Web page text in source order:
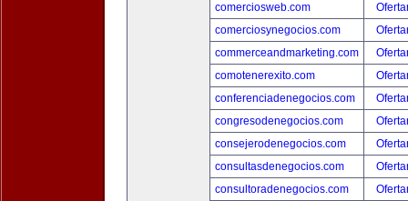
comerciosweb.com
comerciosynegocios.com
commerceandmarketing.com
comotenerexito.com
conferenciadenegocios.com
congresodenegocios.com
consejerodenegocios.com
consultasdenegocios.com
consultoradenegocios.com